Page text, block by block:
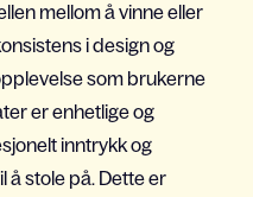
mellom å vinne eller
i design og
som brukerne
er enhetlige og
inntrykk og
å stole på. Dette er